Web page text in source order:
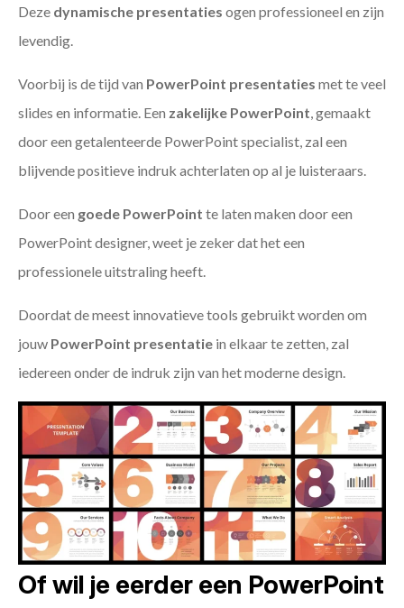
Deze dynamische presentaties ogen professioneel en zijn
levendig.
Voorbij is de tijd van PowerPoint presentaties met te veel
slides en informatie. Een zakelijke PowerPoint, gemaakt
door een getalenteerde PowerPoint specialist, zal een
blijvende positieve indruk achterlaten op al je luisteraars.
Door een goede PowerPoint te laten maken door een
PowerPoint designer, weet je zeker dat het een
professionele uitstraling heeft.
Doordat de meest innovatieve tools gebruikt worden om
jouw PowerPoint presentatie in elkaar te zetten, zal
iedereen onder de indruk zijn van het moderne design.
Of wil je eerder een PowerPoint